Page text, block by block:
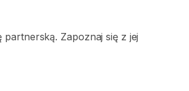
Zapoznaj się z jej